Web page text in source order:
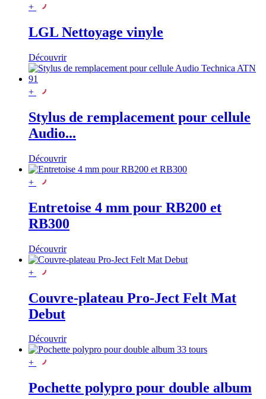
+
LGL Nettoyage vinyle
Découvrir
+
Stylus de remplacement pour cellule
Audio...
Découvrir
+
Entretoise 4 mm pour RB200 et
RB300
Découvrir
+
Couvre-plateau Pro-Ject Felt Mat
Debut
Découvrir
+
Pochette polypro pour double album